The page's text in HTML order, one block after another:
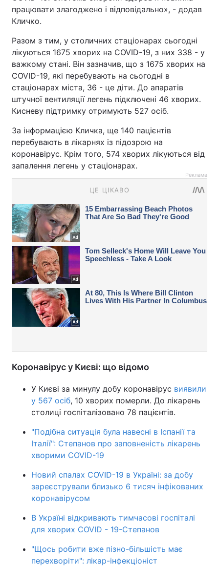
працювати злагоджено і відповідально», - додав
Кличко.
Разом з тим, у столичних стаціонарах сьогодні
лікуються 1675 хворих на COVID-19, з них 338 - у
важкому стані. Він зазначив, що з 1675 хворих на
COVID-19, які перебувають на сьогодні в
стаціонарах міста, 36 - це діти. До апаратів
штучної вентиляції легень підключені 46 хворих.
Кисневу підтримку отримують 527 осіб.
За інформацією Кличка, ще 140 пацієнтів
перебувають в лікарнях із підозрою на
коронавірус. Крім того, 574 хворих лікуються від
запалення легень у стаціонарах.
Реклама
Коронавірус у Києві: що відомо
У Києві за минулу добу коронавірус виявили
у 567 осіб, 10 хворих померли. До лікарень
столиці госпіталізовано 78 пацієнтів.
"Подібна ситуація була навесні в Іспанії та
Італії": Степанов про заповненість лікарень
хворими COVID-19
Новий спалах COVID-19 в Україні: за добу
зареєстрували близько 6 тисяч інфікованих
коронавірусом
В Україні відкривають тимчасові госпіталі
для хворих COVID - 19-Степанов
"Щось робити вже пізно-більшість має
перехворіти": лікар-інфекціоніст